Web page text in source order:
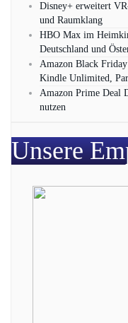
Disney+ erweitert
und Raumklang
HBO Max im
Deutschland und
Amazon Black
Kindle Unlimited,
Amazon Prime Deal
nutzen
Unsere